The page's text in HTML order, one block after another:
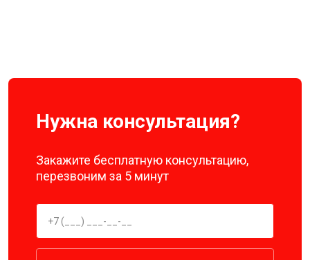
Нужна консультация?
Закажите бесплатную консультацию,
перезвоним за 5 минут